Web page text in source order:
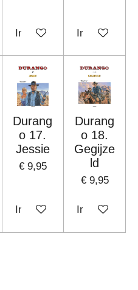
In winkelwagen
In
Durang
o 17.
Jessie
€ 9,95
In winkelwagen
Durang
o 18.
Gegijze
ld
€ 9,95
In